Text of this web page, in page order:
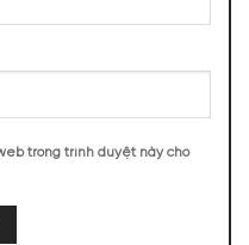
trong trình duyệt này cho